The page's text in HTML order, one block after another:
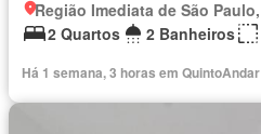
2 Quartos
2 Banheiros
Há 1 semana, 3 horas em QuintoAndar